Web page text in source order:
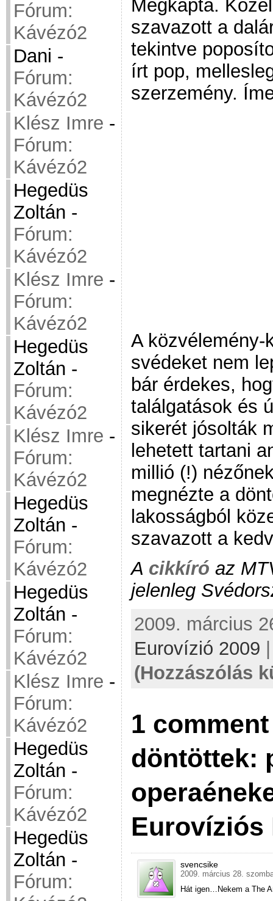
Fórum:
Kávézó2
Dani -
Fórum:
Kávézó2
Klész Imre -
Fórum:
Kávézó2
Hegedüs
Zoltán -
Fórum:
Kávézó2
Klész Imre -
Fórum:
Kávézó2
Hegedüs
Zoltán -
Fórum:
Kávézó2
Klész Imre -
Fórum:
Kávézó2
Hegedüs
Zoltán -
Fórum:
Kávézó2
Hegedüs
Zoltán -
Fórum:
Kávézó2
Klész Imre -
Fórum:
Kávézó2
Hegedüs
Zoltán -
Fórum:
Kávézó2
Hegedüs
Zoltán -
Fórum:
Megkapta.
szavazott a
tekintve
írt pop,
szerzemény.
A közvélemény-
svédeket nem
bár érdekes,
találgatások és
sikerét jósolták
lehetett tartani
millió (!)
megnézte a
lakosságból
szavazott a
A cikkíró az
jelenleg
2009. március
Eurovízió 2009
(Hozzászólás
1
döntöttek:
Eurovíziós
svencsike
2009. március 28.
Hát igen…Nekem a The